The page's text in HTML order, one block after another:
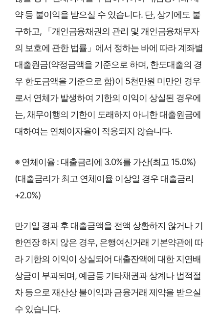
약 등 불이익을 받으실 수 있습니다. 단, 상기에도 불
구하고, 「개인금융채권의 관리 및 개인금융채무자
의 보호에 관한 법률」에서 정하는 바에 따라 계좌별
대출원금(약정금액을 기준으로 하며, 한도대출의 경
우 한도금액을 기준으로 함)이 5천만원 미만인 경우
로서 연체가 발생하여 기한의 이익이 상실된 경우에
는, 채무이행의 기한이 도래하지 아니한 대출원금에
대하여는 연체이자율이 적용되지 않습니다.
※ 연체이율 : 대출금리에 3.0%를 가산(최고 15.0%)
(대출금리가 최고 연체이율 이상일 경우 대출금리
+2.0%)
만기일 경과 후 대출금액을 전액 상환하지 않거나 기
한연장 하지 않은 경우, 은행여신거래 기본약관에 따
라 기한의 이익이 상실되어 대출잔액에 대한 지연배
상금이 부과되며, 예금등 기타채권과 상계나 법적절
차 등으로 재산상 불이익과 금융거래 제약을 받으실
수 있습니다.